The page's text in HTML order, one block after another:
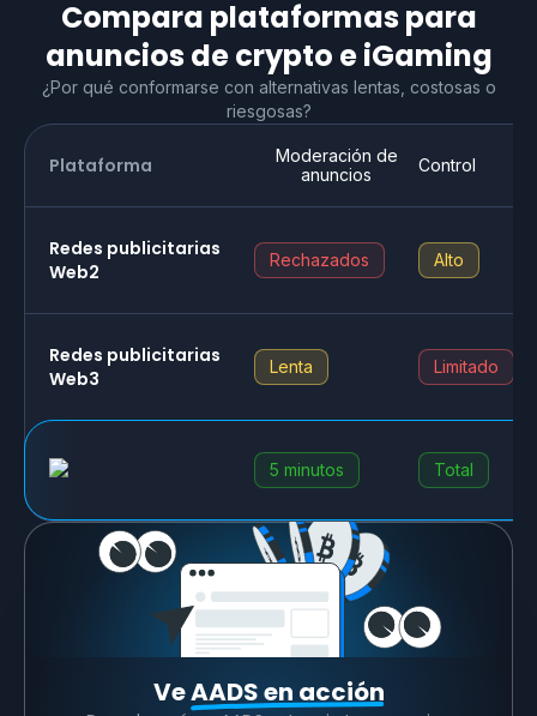
Compara plataformas para
anuncios de crypto e iGaming
¿Por qué conformarse con alternativas lentas, costosas o
riesgosas?
Plataforma
Moderación de
anuncios
Control
Redes publicitarias
Web2
Rechazados Alto
Redes publicitarias
Web3
Lenta Limitado
5 minutos Total
VeAADS en acción